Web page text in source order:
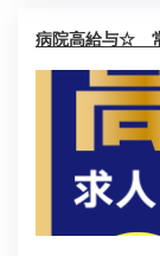
病院高給与☆